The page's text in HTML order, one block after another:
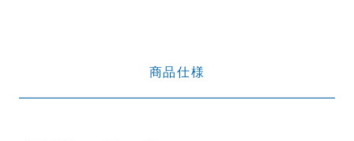
商品仕様